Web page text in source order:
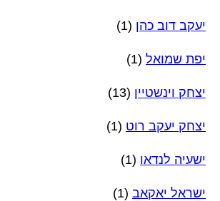
יעקב דוב כהן (1)
יפת שמואל (1)
יצחק וינשטיין (13)
יצחק יעקב רוט (1)
ישעיה לנדאו (1)
ישראל יאקאב (1)